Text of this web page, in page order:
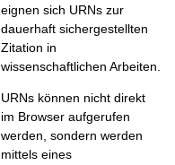
eignen sich URNs zur
dauerhaft sichergestellten
Zitation in
wissenschaftlichen Arbeiten.
URNs können nicht direkt
im Browser aufgerufen
werden, sondern werden
mittels eines